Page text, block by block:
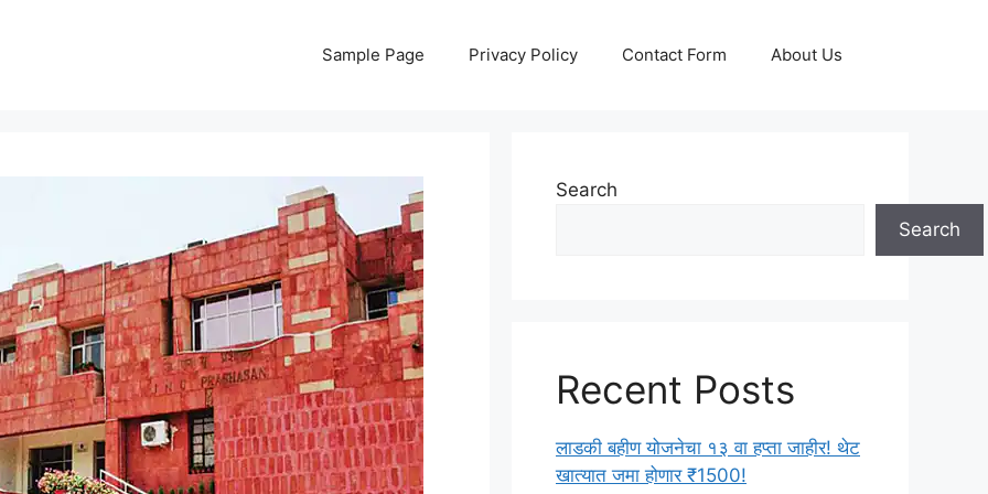
Sample Page Privacy Policy Contact Form About Us
Search
Search
Recent Posts
लाडकी बहीण योजनेचा १३ वा हप्ता जाहीर! थेट
खात्यात जमा होणार ₹1500!